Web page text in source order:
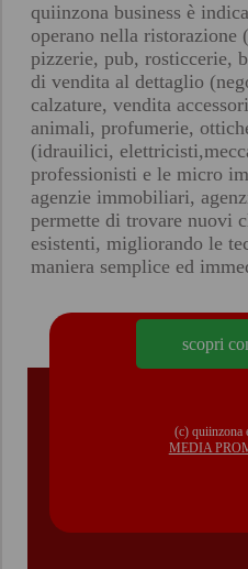
quiinzona business è
operano nella
pizzerie, pub, rosticcerie,
di vendita al dettaglio
calzature, vendita
animali, profumerie,
(idrauilici,
professionisti e le micro
agenzie immobiliari,
permette di trovare nuovi
esistenti, migliorando le
maniera semplice ed
scopri
(c) quiinzona
MEDIA